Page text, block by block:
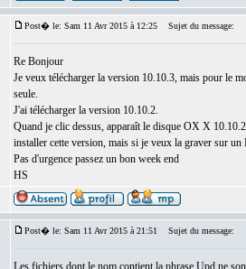
Post� le: Sam 11 Avr 2015 à 12:25 Sujet du message:
Re Bonjour
Je veux télécharger la version 10.10.3, mais pour le
seule.
J'ai télécharger la version 10.10.2.
Quand je clic dessus, apparaît le disque OX X
installer cette version, mais si je veux la graver sur
Pas d'urgence passez un bon week end
HS
Post� le: Sam 11 Avr 2015 à 21:51 Sujet du message:
Les fichiers dont le nom contient la phrase Upd ne